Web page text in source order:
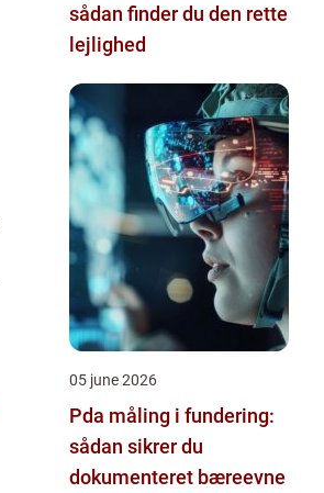
sådan finder du den rette
lejlighed
05 june 2026
Pda måling i fundering:
sådan sikrer du
dokumenteret bæreevne